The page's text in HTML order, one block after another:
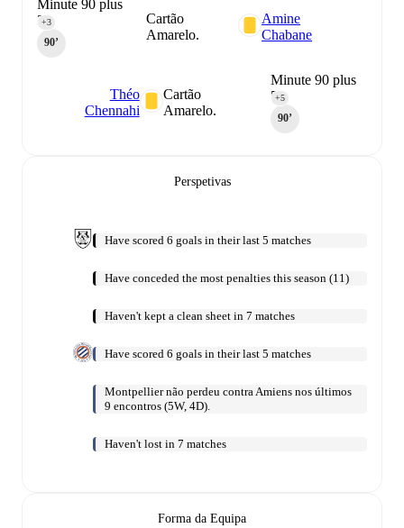
Cartão
Amarelo.
Amine
Chabane
Minute 90 plus
3
90‎’‎
+3
Minute 90 plus
5
90‎’‎
+5
Cartão
Amarelo.
Théo
Chennahi
Perspetivas
Have scored 6 goals in their last 5 matches
Have conceded the most penalties this season (11)
Haven't kept a clean sheet in 7 matches
Have scored 6 goals in their last 5 matches
Montpellier não perdeu contra Amiens nos últimos
9 encontros (5W, 4D).
Haven't lost in 7 matches
Forma da Equipa